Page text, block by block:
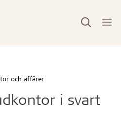
och affärer
i svart